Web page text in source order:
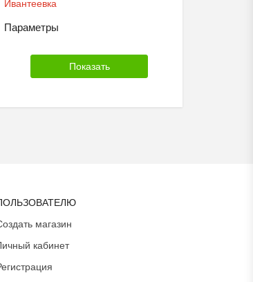
Ивантеевка
Параметры
магазин
кабинет